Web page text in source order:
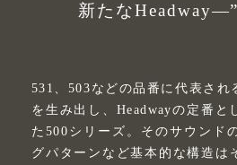
新たな
531、503などの品番に代表され
を生み出し、Headwayの定番と
た500シリーズ。そのサウンド
グパターンなど基本的な構造は